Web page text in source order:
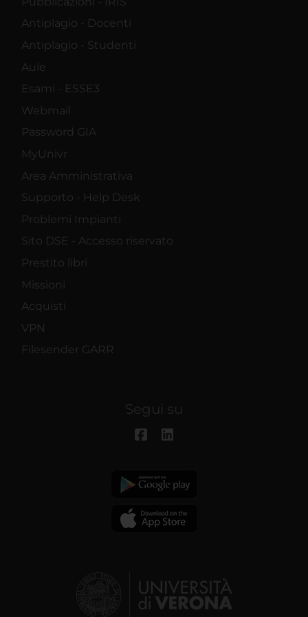
Antiplagio - Docenti
Antiplagio - Studenti
Aule
Esami - ESSE3
Webmail
Password GIA
MyUnivr
Area Amministrativa
Supporto - Help Desk
Problemi Impianti
Sito DSE - Accesso riservato
Prestito libri
Missioni
Acquisti
VPN
Filesender GARR
Segui su